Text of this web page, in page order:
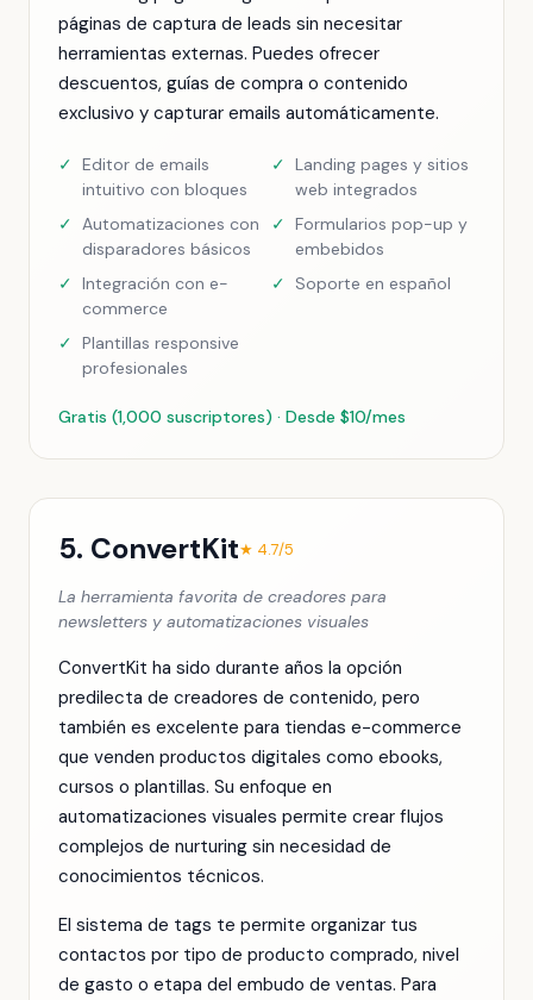
páginas de captura de leads sin necesitar
herramientas externas. Puedes ofrecer
descuentos, guías de compra o contenido
exclusivo y capturar emails automáticamente.
✓ Editor de emails
intuitivo con bloques
✓ Landing pages y sitios
web integrados
✓ Automatizaciones con
disparadores básicos
✓ Formularios pop-up y
embebidos
✓ Integración con e-
commerce
✓ Soporte en español
✓ Plantillas responsive
profesionales
Gratis (1,000 suscriptores) · Desde $10/mes
5. ConvertKit★ 4.7/5
La herramienta favorita de creadores para
newsletters y automatizaciones visuales
ConvertKit ha sido durante años la opción
predilecta de creadores de contenido, pero
también es excelente para tiendas e-commerce
que venden productos digitales como ebooks,
cursos o plantillas. Su enfoque en
automatizaciones visuales permite crear flujos
complejos de nurturing sin necesidad de
conocimientos técnicos.
El sistema de tags te permite organizar tus
contactos por tipo de producto comprado, nivel
de gasto o etapa del embudo de ventas. Para